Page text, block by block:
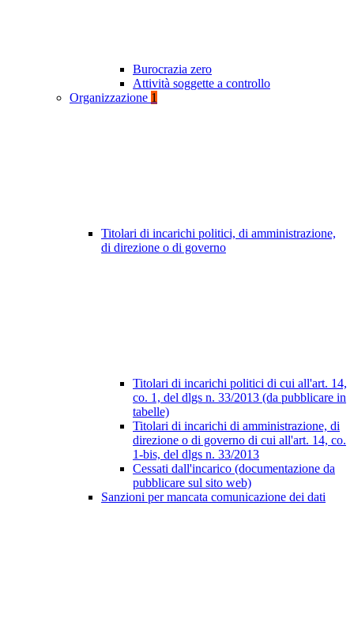
Burocrazia zero
Attività soggette a controllo
Organizzazione 1
Titolari di incarichi politici, di amministrazione,
di direzione o di governo
Titolari di incarichi politici di cui all'art. 14,
co. 1, del dlgs n. 33/2013 (da pubblicare in
tabelle)
Titolari di incarichi di amministrazione, di
direzione o di governo di cui all'art. 14, co.
1-bis, del dlgs n. 33/2013
Cessati dall'incarico (documentazione da
pubblicare sul sito web)
Sanzioni per mancata comunicazione dei dati